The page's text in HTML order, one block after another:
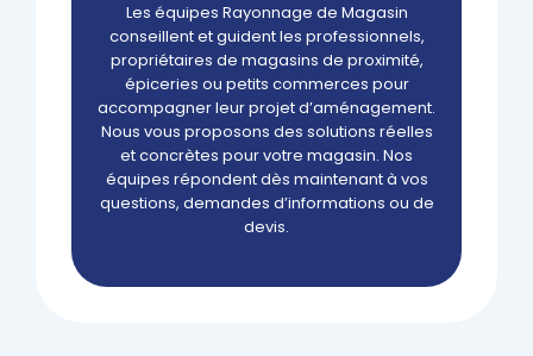
Les équipes Rayonnage de Magasin
conseillent et guident les professionnels,
propriétaires de magasins de proximité,
épiceries ou petits commerces pour
accompagner leur projet d’aménagement.
Nous vous proposons des solutions réelles
et concrètes pour votre magasin. Nos
équipes répondent dès maintenant à vos
questions, demandes d’informations ou de
devis.